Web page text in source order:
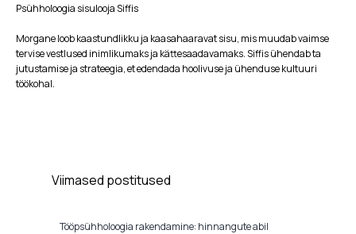
Psühholoogia sisulooja Siffis
Morgane loob kaastundlikku ja kaasahaaravat sisu, mis muudab vaimse
tervise vestlused inimlikumaks ja kättesaadavamaks. Siffis ühendab ta
jutustamise ja strateegia, et edendada hoolivuse ja ühenduse kultuuri
töökohal.
Viimased postitused
Tööpsühholoogia rakendamine: hinnangute abil